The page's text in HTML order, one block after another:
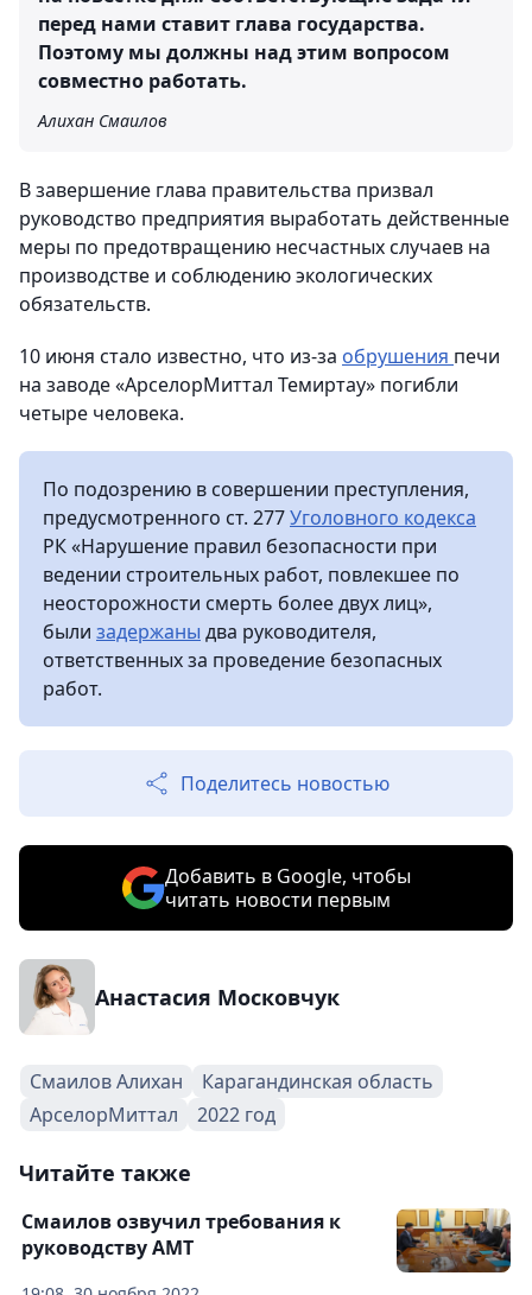
перед нами ставит глава государства.
Поэтому мы должны над этим вопросом
совместно работать.
Алихан Смаилов
В завершение глава правительства призвал
руководство предприятия выработать действенные
меры по предотвращению несчастных случаев на
производстве и соблюдению экологических
обязательств.
10 июня стало известно, что из-за обрушения печи
на заводе «АрселорМиттал Темиртау» погибли
четыре человека.
По подозрению в совершении преступления,
предусмотренного ст. 277Уголовного кодекса
РК «Нарушение правил безопасности при
ведении строительных работ, повлекшее по
неосторожности смерть более двух лиц»,
были задержаны два руководителя,
ответственных за проведение безопасных
работ.
Поделитесь новостью
Добавить в Google, чтобы
читать новости первым
Анастасия Московчук
Смаилов Алихан
Карагандинская область
АрселорМиттал
2022 год
Читайте также
Смаилов озвучил требования к
руководству АМТ